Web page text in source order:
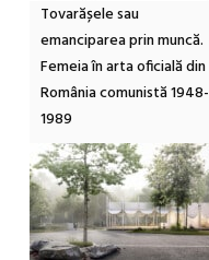
Tovarășele sau
emanciparea prin muncă.
Femeia în arta oficială din
România comunistă 1948-
1989